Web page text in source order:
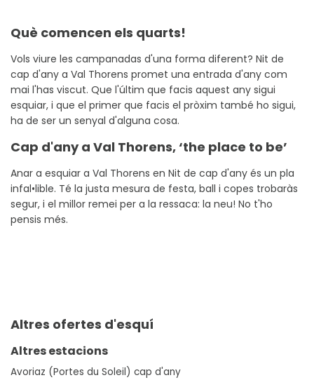
Què comencen els quarts!
Vols viure les campanadas d'una forma diferent? Nit de
cap d'any a Val Thorens promet una entrada d'any com
mai l'has viscut. Que l'últim que facis aquest any sigui
esquiar, i que el primer que facis el pròxim també ho sigui,
ha de ser un senyal d'alguna cosa.
Cap d'any a Val Thorens, ‘the place to be’
Anar a esquiar a Val Thorens en Nit de cap d'any és un pla
infal•lible. Té la justa mesura de festa, ball i copes trobaràs
segur, i el millor remei per a la ressaca: la neu! No t'ho
pensis més.
Altres ofertes d'esquí
Altres estacions
Avoriaz (Portes du Soleil) cap d'any